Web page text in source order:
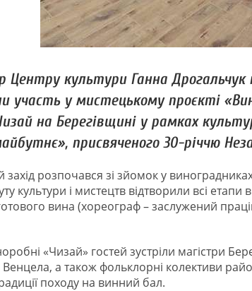
Центру культури Ганна
участь у мистецькому проєкті
на Берегівщині у рамках
присвяченого 30-річчю
розпочався зі зйомок у
культури і мистецтв відтворили всі
вина (хореограф – заслужений
«Чизай» гостей зустріли магістри
а також фольклорні колективи
походу на винний бал.